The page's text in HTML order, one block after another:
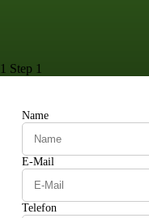
1 Step 1
Name
E-Mail
Telefon